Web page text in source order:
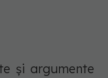
și argumente